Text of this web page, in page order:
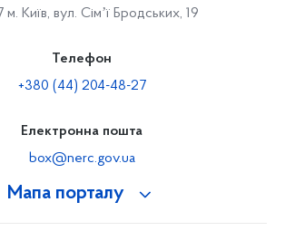
Мапа порталу
м. Київ, вул. Сімʼї Бродських, 19
Телефон
+380 (44) 204-48-27
Електронна пошта
box@nerc.gov.ua